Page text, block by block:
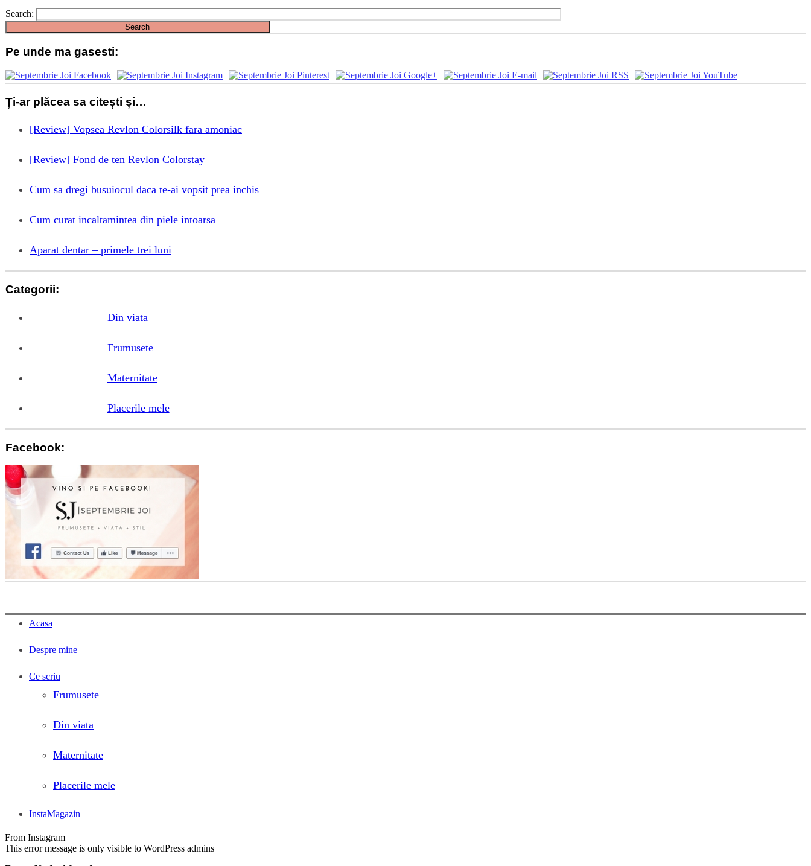
Search:
Pe unde ma gasesti:
Ți-ar plăcea sa citești și…
[Review] Vopsea Revlon Colorsilk fara amoniac
[Review] Fond de ten Revlon Colorstay
Cum sa dregi busuiocul daca te-ai vopsit prea inchis
Cum curat incaltamintea din piele intoarsa
Aparat dentar – primele trei luni
Categorii:
Din viata
Frumusete
Maternitate
Placerile mele
Facebook:
Acasa
Despre mine
Ce scriu
Frumusete
Din viata
Maternitate
Placerile mele
InstaMagazin
From Instagram
This error message is only visible to WordPress admins